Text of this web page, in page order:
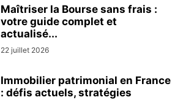
Maîtriser la Bourse sans frais :
votre guide complet et
actualisé...
22 juillet 2026
Immobilier patrimonial en France
: défis actuels, stratégies